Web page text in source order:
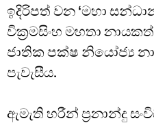
ඉදිරිපත් වන ‘මහා
වික්‍රමසිංහ මහතා
ජාතික පක්ෂ නියෝජ්‍ය
පැවැසීය.
ඇමැති හරීන් ප්‍රනාන්දු